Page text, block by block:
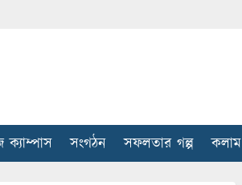
সংগঠন সফলতার গল্প কলাম